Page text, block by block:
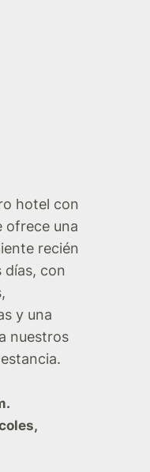
hotel con
ofrece una
recién
días, con
y una
nuestros